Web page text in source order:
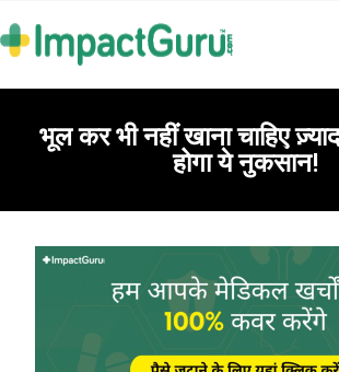
भूल कर भी नहीं खाना चाहिए
होगा ये नुकसान!